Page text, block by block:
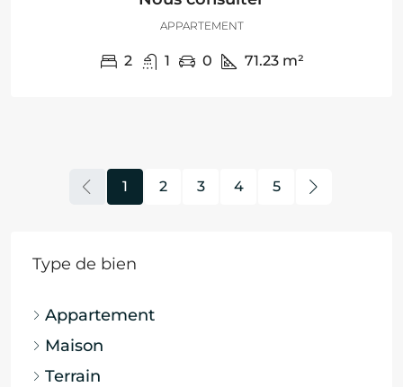
APPARTEMENT
2 1 0 71.23 m²
1 2 3 4 5
Type de bien
Appartement
Maison
Terrain